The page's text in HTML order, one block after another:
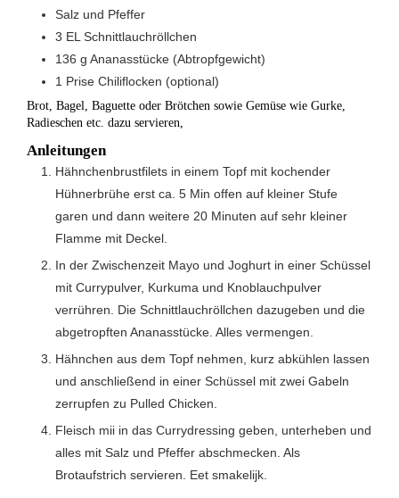
Salz und Pfeffer
3 EL Schnittlauchröllchen
136 g Ananasstücke (Abtropfgewicht)
1 Prise Chiliflocken (optional)
Brot, Bagel, Baguette oder Brötchen sowie Gemüse wie Gurke,
Radieschen etc. dazu servieren,
Anleitungen
Hähnchenbrustfilets in einem Topf mit kochender
Hühnerbrühe erst ca. 5 Min offen auf kleiner Stufe
garen und dann weitere 20 Minuten auf sehr kleiner
Flamme mit Deckel.
In der Zwischenzeit Mayo und Joghurt in einer Schüssel
mit Currypulver, Kurkuma und Knoblauchpulver
verrühren. Die Schnittlauchröllchen dazugeben und die
abgetropften Ananasstücke. Alles vermengen.
Hähnchen aus dem Topf nehmen, kurz abkühlen lassen
und anschließend in einer Schüssel mit zwei Gabeln
zerrupfen zu Pulled Chicken.
Fleisch mii in das Currydressing geben, unterheben und
alles mit Salz und Pfeffer abschmecken. Als
Brotaufstrich servieren. Eet smakelijk.